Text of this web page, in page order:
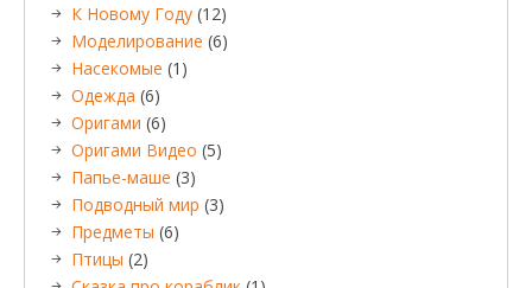
К Новому Году (12)
Моделирование (6)
Насекомые (1)
Одежда (6)
Оригами (6)
Оригами Видео (5)
Папье-маше (3)
Подводный мир (3)
Предметы (6)
Птицы (2)